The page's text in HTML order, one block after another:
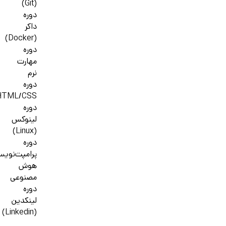
(Git)
دوره
داکر
(Docker)
دوره
مهارت
نرم
دوره
CSS
دوره
لینوکس
(Linux)
دوره
هوش
مصنوعی
دوره
لینکدین
(Linkedin)